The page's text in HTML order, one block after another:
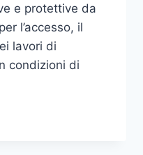
e protettive da
l’accesso, il
lavori di
condizioni di